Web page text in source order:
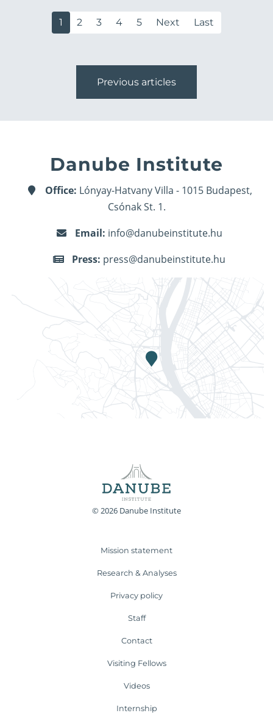
1 2 3 4 5 Next Last
Previous articles
Danube Institute
Office: Lónyay-Hatvany Villa - 1015 Budapest,
Csónak St. 1.
Email: info@danubeinstitute.hu
Press: press@danubeinstitute.hu
© 2026 Danube Institute
Mission statement
Research & Analyses
Privacy policy
Staff
Contact
Visiting Fellows
Videos
Internship